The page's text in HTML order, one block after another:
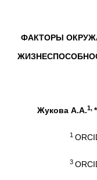
ФАКТОРЫ
Жукова А.А.1,
1
3